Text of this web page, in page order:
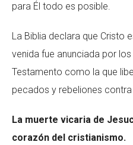
para Él todo es posible.
La Biblia declara que Cristo
venida fue anunciada por
Testamento como la que
pecados y rebeliones contra
La muerte vicaria de
corazón del cristianismo.